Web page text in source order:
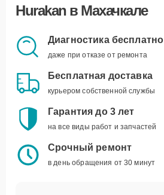
Hurakan в Махачкале
Диагностика бесплатно
даже при отказе от ремонта
Бесплатная доставка
курьером собственной службы
Гарантия до 3 лет
на все виды работ и запчастей
Срочный ремонт
в день обращения от 30 минут